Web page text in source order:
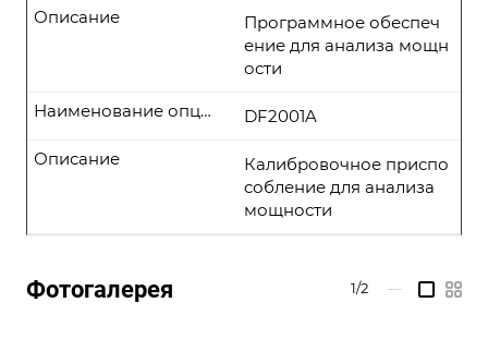
Программное обеспеч
ение для анализа мощн
ости
Описание
DF2001A
Наименование опции
Калибровочное приспо
собление для анализа
мощности
Описание
Фотогалерея 1/2 —